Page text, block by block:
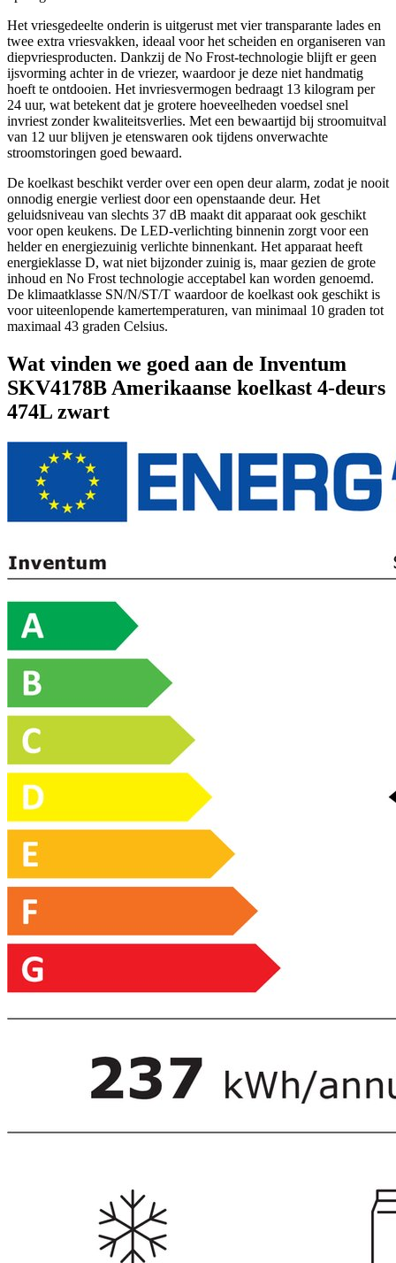
Het vriesgedeelte onderin is uitgerust met vier transparante lades en
twee extra vriesvakken, ideaal voor het scheiden en organiseren van
diepvriesproducten. Dankzij de No Frost-technologie blijft er geen
ijsvorming achter in de vriezer, waardoor je deze niet handmatig
hoeft te ontdooien. Het invriesvermogen bedraagt 13 kilogram per
24 uur, wat betekent dat je grotere hoeveelheden voedsel snel
invriest zonder kwaliteitsverlies. Met een bewaartijd bij stroomuitval
van 12 uur blijven je etenswaren ook tijdens onverwachte
stroomstoringen goed bewaard.
De koelkast beschikt verder over een open deur alarm, zodat je nooit
onnodig energie verliest door een openstaande deur. Het
geluidsniveau van slechts 37 dB maakt dit apparaat ook geschikt
voor open keukens. De LED-verlichting binnenin zorgt voor een
helder en energiezuinig verlichte binnenkant. Het apparaat heeft
energieklasse D, wat niet bijzonder zuinig is, maar gezien de grote
inhoud en No Frost technologie acceptabel kan worden genoemd.
De klimaatklasse SN/N/ST/T waardoor de koelkast ook geschikt is
voor uiteenlopende kamertemperaturen, van minimaal 10 graden tot
maximaal 43 graden Celsius.
Wat vinden we goed aan de Inventum
SKV4178B Amerikaanse koelkast 4-deurs
474L zwart